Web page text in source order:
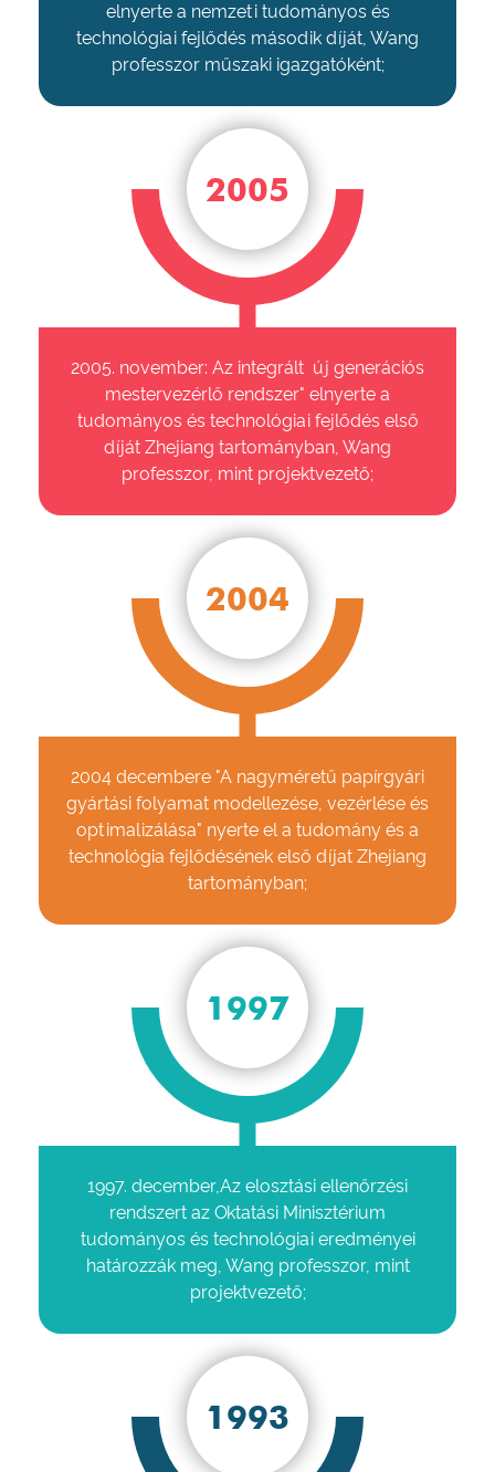
elnyerte a nemzeti tudományos és
technológiai fejlődés második díját, Wang
professzor műszaki igazgatóként;
2005
2005. november: Az integrált új generációs
mestervezérlő rendszer" elnyerte a
tudományos és technológiai fejlődés első
díját Zhejiang tartományban, Wang
professzor, mint projektvezető;
2004
2004 decembere "A nagyméretű papírgyári
gyártási folyamat modellezése, vezérlése és
optimalizálása" nyerte el a tudomány és a
technológia fejlődésének első díjat Zhejiang
tartományban;
1997
1997. december,Az elosztási ellenőrzési
rendszert az Oktatási Minisztérium
tudományos és technológiai eredményei
határozzák meg, Wang professzor, mint
projektvezető;
1993